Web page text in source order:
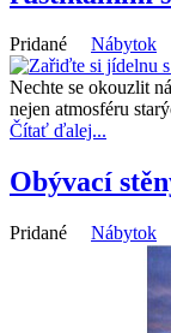
Pridané Nábytok
Nechte se okouzlit
nejen atmosféru
Čítať ďalej...
Obývací
Pridané Nábytok